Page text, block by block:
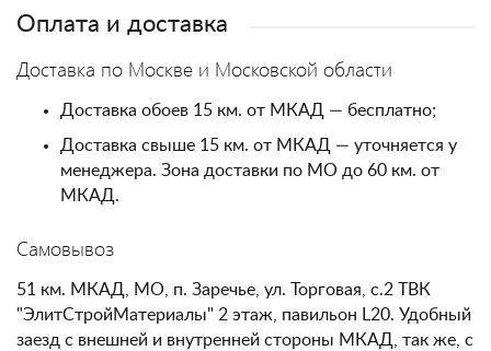
Оплата и доставка
Доставка по Москве и Московской области
Доставка обоев 15 км. от МКАД — бесплатно;
Доставка свыше 15 км. от МКАД — уточняется у
менеджера. Зона доставки по МО до 60 км. от
МКАД.
Самовывоз
51 км. МКАД, МО, п. Заречье, ул. Торговая, с.2 ТВК
"ЭлитСтройМатериалы" 2 этаж, павильон L20. Удобный
заезд с внешней и внутренней стороны МКАД, так же, с